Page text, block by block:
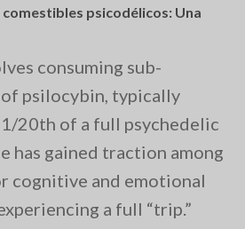
psicodélicos: Una
consuming sub-
psilocybin, typically
20th of a full psychedelic
has gained traction among
cognitive and emotional
a full “trip.”